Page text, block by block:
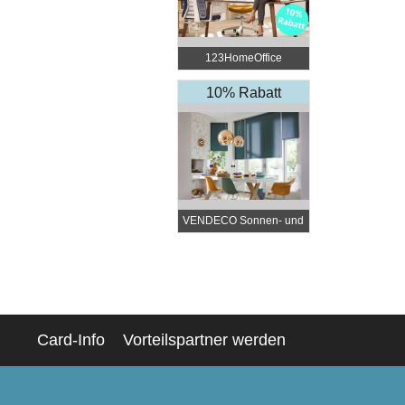
123HomeOffice
10% Rabatt
VENDECO Sonnen- und
Insektenschutz nach
Card-Info Vorteilspartner werden